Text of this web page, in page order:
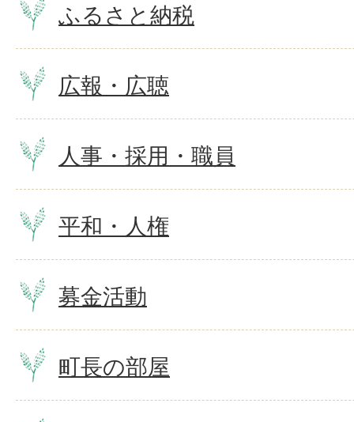
ふるさと納税
広報・広聴
人事・採用・職員
平和・人権
募金活動
町長の部屋